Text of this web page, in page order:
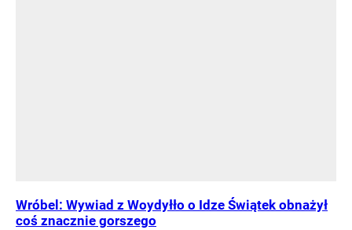
Wróbel: Wywiad z Woydyłło o Idze Świątek obnażył
coś znacznie gorszego